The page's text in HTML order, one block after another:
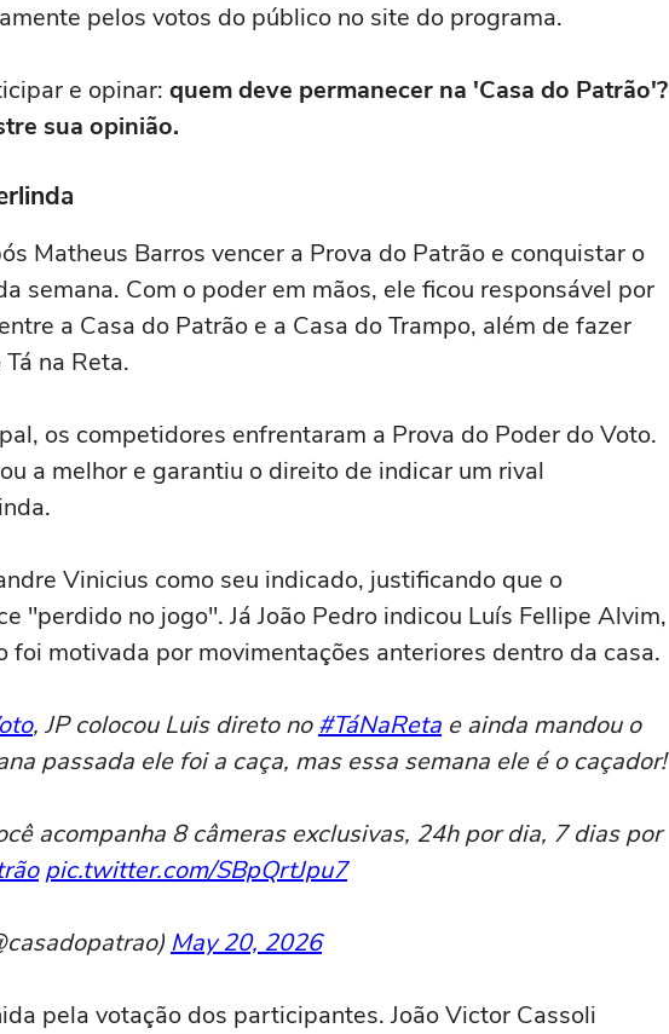
pelos votos do público no site do programa.
e opinar: quem deve permanecer na 'Casa do Patrão'?
sua opinião.
Matheus Barros vencer a Prova do Patrão e conquistar o
semana. Com o poder em mãos, ele ficou responsável por
a Casa do Patrão e a Casa do Trampo, além de fazer
na Reta.
os competidores enfrentaram a Prova do Poder do Voto.
a melhor e garantiu o direito de indicar um rival
Vinicius como seu indicado, justificando que o
"perdido no jogo". Já João Pedro indicou Luís Fellipe Alvim,
foi motivada por movimentações anteriores dentro da casa.
, JP colocou Luis direto no#TáNaReta e ainda mandou o
passada ele foi a caça, mas essa semana ele é o caçador!
acompanha 8 câmeras exclusivas, 24h por dia, 7 dias por
pic.twitter.com/SBpQrtJpu7
May 20, 2026
pela votação dos participantes. João Victor Cassoli